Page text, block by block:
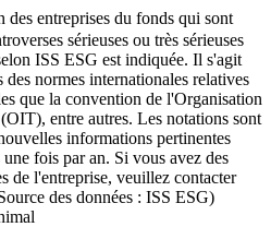
des entreprises du fonds qui sont
sérieuses ou très sérieuses
ISS ESG est indiquée. Il s'agit
normes internationales relatives
que la convention de l'Organisation
entre autres. Les notations sont
informations pertinentes
fois par an. Si vous avez des
de l'entreprise, veuillez contacter
des données : ISS ESG)